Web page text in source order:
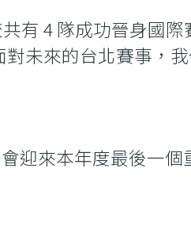
有 4 隊成功晉身國
未來的台北賽事，
迎來本年度最後一